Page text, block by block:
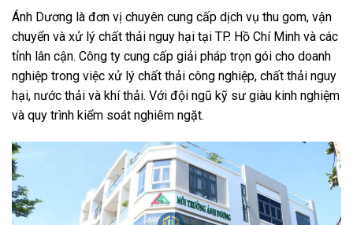
Ánh Dương là đơn vị chuyên cung cấp dịch vụ thu gom, vận
chuyển và xử lý chất thải nguy hại tại TP. Hồ Chí Minh và các
tỉnh lân cận. Công ty cung cấp giải pháp trọn gói cho doanh
nghiệp trong việc xử lý chất thải công nghiệp, chất thải nguy
hại, nước thải và khí thải. Với đội ngũ kỹ sư giàu kinh nghiệm
và quy trình kiểm soát nghiêm ngặt.